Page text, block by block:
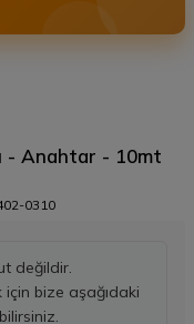
- Anahtar - 10mt
0310
değildir.
bize aşağıdaki